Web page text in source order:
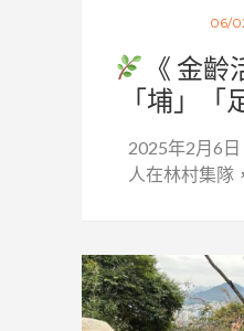
06/
《 金齡
「埔」「
2025年2月6
人在林村集隊